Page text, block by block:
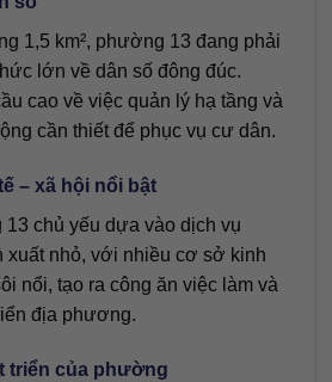
1,5 km², phường 13 đang phải
lớn về dân số đông đúc.
cao về việc quản lý hạ tầng và
cần thiết để phục vụ cư dân.
– xã hội nổi bật
13 chủ yếu dựa vào dịch vụ
xuất nhỏ, với nhiều cơ sở kinh
nổi, tạo ra công ăn việc làm và
địa phương.
triển của phường